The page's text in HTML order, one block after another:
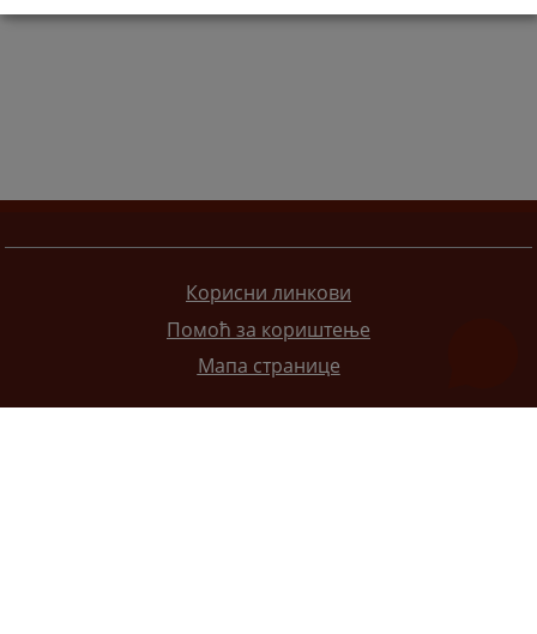
Корисни линкови
Помоћ за кориштење
Мапа странице